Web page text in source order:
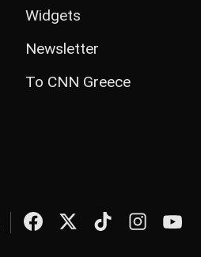
Widgets
Newsletter
Το CNN Greece